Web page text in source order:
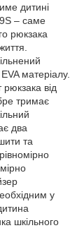
дитині
– саме
рюкзака
матеріалу.
рюкзака від
тримає
два
та
у
шкільного